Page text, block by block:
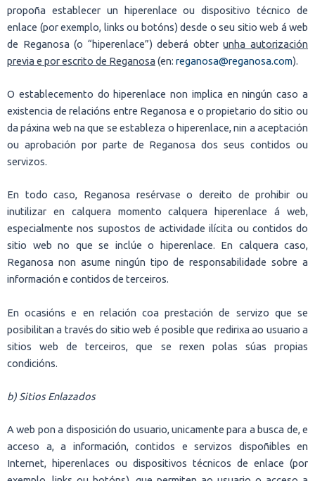
propoña establecer un hiperenlace ou dispositivo técnico de
enlace (por exemplo, links ou botóns) desde o seu sitio web á web
de Reganosa (o “hiperenlace”) deberá obterunha autorización
previa e por escrito de Reganosa (en: reganosa@reganosa.com).
O establecemento do hiperenlace non implica en ningún caso a
existencia de relacións entre Reganosa e o propietario do sitio ou
da páxina web na que se estableza o hiperenlace, nin a aceptación
ou aprobación por parte de Reganosa dos seus contidos ou
servizos.
En todo caso, Reganosa resérvase o dereito de prohibir ou
inutilizar en calquera momento calquera hiperenlace á web,
especialmente nos supostos de actividade ilícita ou contidos do
sitio web no que se inclúe o hiperenlace. En calquera caso,
Reganosa non asume ningún tipo de responsabilidade sobre a
información e contidos de terceiros.
En ocasións e en relación coa prestación de servizo que se
posibilitan a través do sitio web é posible que redirixa ao usuario a
sitios web de terceiros, que se rexen polas súas propias
condicións.
b) Sitios Enlazados
A web pon a disposición do usuario, unicamente para a busca de, e
acceso a, a información, contidos e servizos dispoñibles en
Internet, hiperenlaces ou dispositivos técnicos de enlace (por